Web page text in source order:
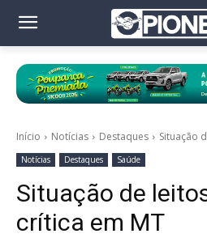
Início Notícias Destaques Situação
Notícias Destaques Saúde
Situação de
crítica em MT